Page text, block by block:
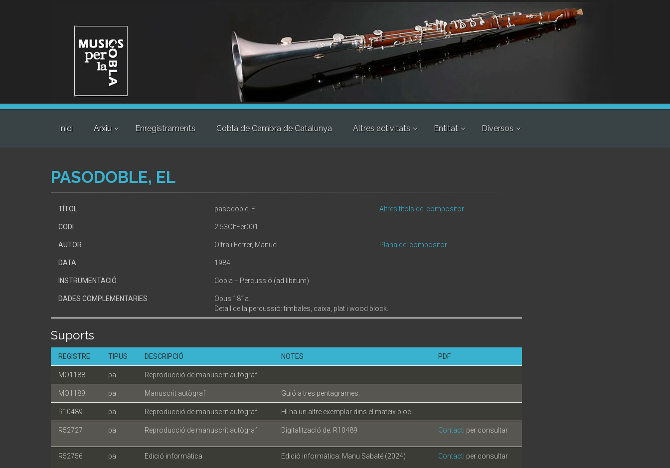
Inici Arxiu Enregistraments Cobla de Cambra de Catalunya Altres activitats Entitat Diversos
PASODOBLE, EL
TÍTOL pasodoble, El Altres títols del compositor
CODI 2.53OltFer001
AUTOR Oltra i Ferrer, Manuel Plana del compositor
DATA 1984
INSTRUMENTACIÓ Cobla + Percussió (ad libitum)
DADES COMPLEMENTARIES
Opus 181a.
Detall de la percussió: timbales, caixa, plat i wood block.
Suports
REGISTRE TIPUS DESCRIPCIÓ NOTES PDF
MO1188 pa Reproducció de manuscrit autògraf
MO1189 pa Manuscrit autògraf Guió a tres pentagrames.
R10489 pa Reproducció de manuscrit autògraf Hi ha un altre exemplar dins el mateix bloc.
R52727 pa Reproducció de manuscrit autògraf Digitalització de: R10489 Contacti per consultar
R52756 pa Edició informàtica Edició informàtica: Manu Sabaté (2024) Contacti per consultar